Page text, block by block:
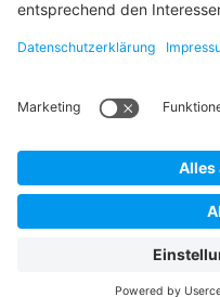
AUCOTEC AG
30916 Isernhagen
© 2026 AUCOTEC AG
Datenschutz
Deutsch